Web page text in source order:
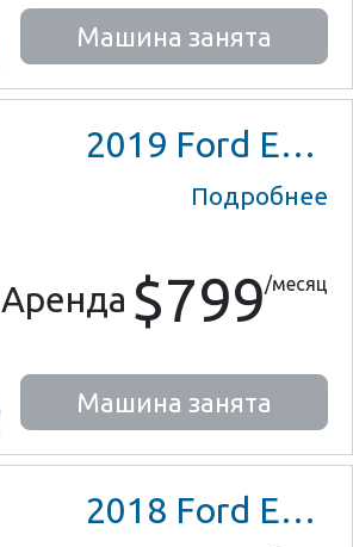
Машина занята
2019 Ford Escape SE
Подробнее
Аренда $799/месяц
Машина занята
2018 Ford Escape SE